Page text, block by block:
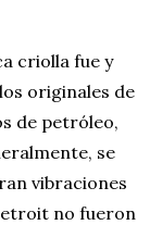
criolla fue y
originales de
de petróleo,
se
vibraciones
no fueron